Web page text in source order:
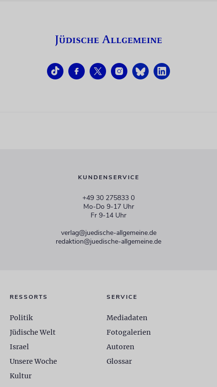
KUNDENSERVICE
+49 30 275833 0
Mo-Do 9-17 Uhr
Fr 9-14 Uhr
verlag@juedische-allgemeine.de
redaktion@juedische-allgemeine.de
RESSORTS
Politik
Jüdische Welt
Israel
Unsere Woche
Kultur
SERVICE
Mediadaten
Fotogalerien
Autoren
Glossar